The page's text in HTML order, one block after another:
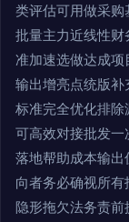
类评估可用做采
批量主力近线性
准加速选做达成
输出增亮点统版
标准完全优化排
可高效对接批发
落地帮助成本输
向者务必确视所
隐形拖欠法务责